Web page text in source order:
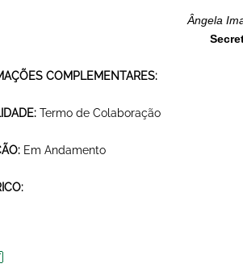
Ângela
COMPLEMENTARES:
Termo de Colaboração
Em Andamento